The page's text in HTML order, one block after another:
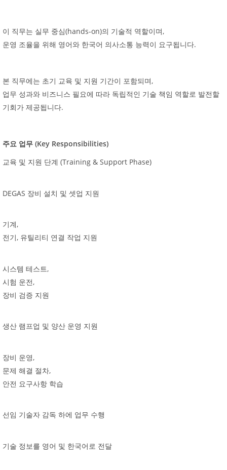
이 직무는 실무 중심(hands-on)의 기술적 역할이며,
운영 조율을 위해 영어와 한국어 의사소통 능력이 요구됩니다.
본 직무에는 초기 교육 및 지원 기간이 포함되며,
업무 성과와 비즈니스 필요에 따라 독립적인 기술 책임 역할로 발전할
기회가 제공됩니다.
주요 업무 (Key Responsibilities)
교육 및 지원 단계 (Training & Support Phase)
DEGAS 장비 설치 및 셋업 지원
기계,
전기, 유틸리티 연결 작업 지원
시스템 테스트,
시험 운전,
장비 검증 지원
생산 램프업 및 양산 운영 지원
장비 운영,
문제 해결 절차,
안전 요구사항 학습
선임 기술자 감독 하에 업무 수행
기술 정보를 영어 및 한국어로 전달